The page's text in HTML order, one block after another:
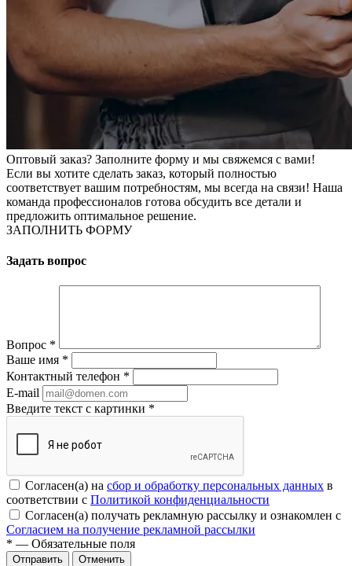
Оптовый заказ? Заполните форму и мы свяжемся с вами!
Если вы хотите сделать заказ, который полностью
соответствует вашим потребностям, мы всегда на связи! Наша
команда профессионалов готова обсудить все детали и
предложить оптимальное решение.
ЗАПОЛНИТЬ ФОРМУ
Задать вопрос
Вопрос *
Ваше имя *
Контактный телефон *
E-mail
Введите текст с картинки *
Согласен(а) на сбор и обработку персональных данных в
соответствии с Политикой конфиденциальности
Согласен(а) получать рекламную рассылку и ознакомлен с
Согласием на получение рекламной рассылки
* — Обязательные поля
Отменить